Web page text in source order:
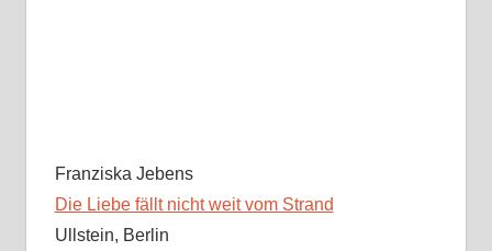
Franziska Jebens
Die Liebe fällt nicht weit vom Strand
Ullstein, Berlin